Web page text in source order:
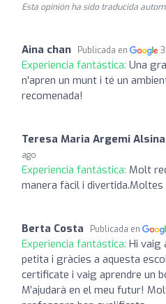
Esta opinión ha sido traducida
Aina chan Publicada en
Experiencia fantástica: Una
n'apren un munt i té un
recomenada!
Teresa Maria Argemi Alsina
ago
Experiencia fantástica: Molt
manera fàcil i divertida.Moltes
Berta Costa Publicada en
Experiencia fantástica: Hi vaig
petita i gràcies a aquesta
certificate i vaig aprendre un
M’ajudarà en el meu futur!